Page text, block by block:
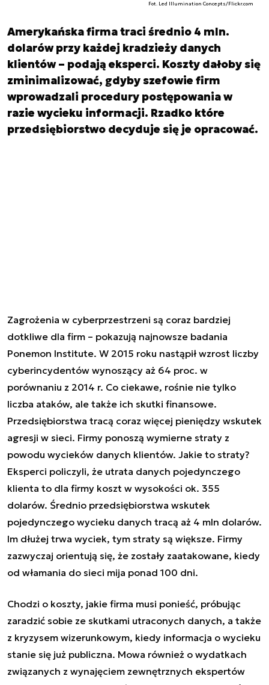
Fot. Led Illumination Concepts/Flickr.com
Amerykańska firma traci średnio 4 mln.
dolarów przy każdej kradzieży danych
klientów – podają eksperci. Koszty dałoby się
zminimalizować, gdyby szefowie firm
wprowadzali procedury postępowania w
razie wycieku informacji. Rzadko które
przedsiębiorstwo decyduje się je opracować.
Zagrożenia w cyberprzestrzeni są coraz bardziej
dotkliwe dla firm – pokazują najnowsze badania
Ponemon Institute. W 2015 roku nastąpił wzrost liczby
cyberincydentów wynoszący aż 64 proc. w
porównaniu z 2014 r. Co ciekawe, rośnie nie tylko
liczba ataków, ale także ich skutki finansowe.
Przedsiębiorstwa tracą coraz więcej pieniędzy wskutek
agresji w sieci. Firmy ponoszą wymierne straty z
powodu wycieków danych klientów. Jakie to straty?
Eksperci policzyli, że utrata danych pojedynczego
klienta to dla firmy koszt w wysokości ok. 355
dolarów. Średnio przedsiębiorstwa wskutek
pojedynczego wycieku danych tracą aż 4 mln dolarów.
Im dłużej trwa wyciek, tym straty są większe. Firmy
zazwyczaj orientują się, że zostały zaatakowane, kiedy
od włamania do sieci mija ponad 100 dni.
Chodzi o koszty, jakie firma musi ponieść, próbując
zaradzić sobie ze skutkami utraconych danych, a także
z kryzysem wizerunkowym, kiedy informacja o wycieku
stanie się już publiczna. Mowa również o wydatkach
związanych z wynajęciem zewnętrznych ekspertów